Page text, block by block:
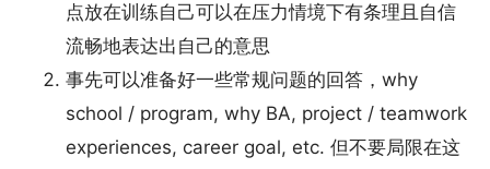
点放在训练自己可以在压力情境下有条理且自信
流畅地表达出自己的意思
事先可以准备好一些常规问题的回答，why
school / program, why BA, project / teamwork
experiences, career goal, etc. 但不要局限在这